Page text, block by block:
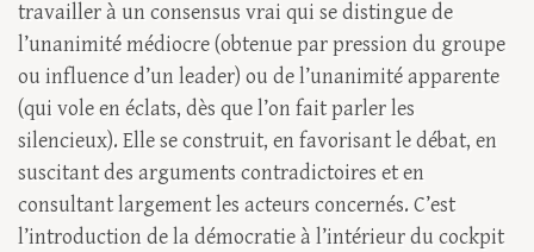
travailler à un consensus vrai qui se distingue de
l’unanimité médiocre (obtenue par pression du groupe
ou influence d’un leader) ou de l’unanimité apparente
(qui vole en éclats, dès que l’on fait parler les
silencieux). Elle se construit, en favorisant le débat, en
suscitant des arguments contradictoires et en
consultant largement les acteurs concernés. C’est
l’introduction de la démocratie à l’intérieur du cockpit